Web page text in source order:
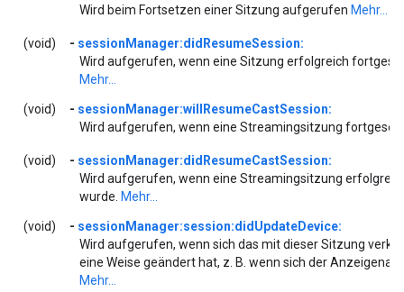
Wird beim Fortsetzen einer Sitzung aufgerufen Mehr...
(void) - sessionManager:didResumeSession:
Wird aufgerufen, wenn eine Sitzung erfolgreich
Mehr...
(void) - sessionManager:willResumeCastSession:
Wird aufgerufen, wenn eine Streamingsitzung
(void) - sessionManager:didResumeCastSession:
Wird aufgerufen, wenn eine Streamingsitzung
wurde. Mehr...
(void) - sessionManager:session:didUpdateDevice:
Wird aufgerufen, wenn sich das mit dieser Sitzung
eine Weise geändert hat, z. B. wenn sich der
Mehr...